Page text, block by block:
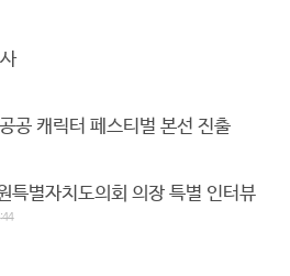
공 캐릭터 페스티벌 본선 진출
특별자치도의회 의장 특별 인터뷰